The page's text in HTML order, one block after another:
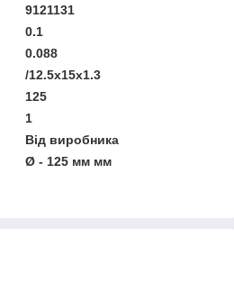
9121131
0.1
0.088
/12.5x15x1.3
125
1
Від виробника
Ø - 125 мм мм